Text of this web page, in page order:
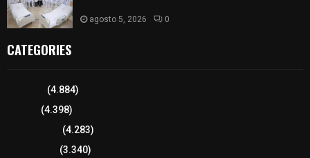
agosto 5, 2026 0
CATEGORIES
(4.884)
(4.398)
(4.283)
(3.340)